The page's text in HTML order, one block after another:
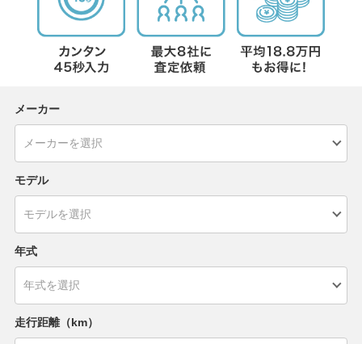
メーカー
モデル
年式
走行距離（km）